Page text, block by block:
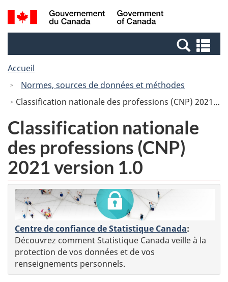
Passer
au
Passer
à
Canada
Recherche
et
et
Accueil
Normes, sources de données et méthodes
Classification nationale des professions (CNP) 2021 version 1.0
Classification nationale
des professions (CNP)
2021 version 1.0
Centre de confiance de Statistique Canada:
Découvrez comment Statistique Canada veille à la
protection de vos données et de vos
renseignements personnels.